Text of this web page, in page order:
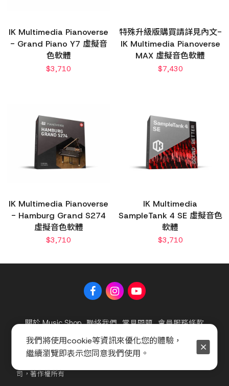
IK Multimedia Pianoverse
- Grand Piano Y7 虛擬音
色軟體
$3,710
特殊升級版購買請詳見內文-
IK Multimedia Pianoverse
MAX 虛擬音色軟體
$7,430
IK Multimedia Pianoverse
- Hamburg Grand S274
虛擬音色軟體
$3,710
IK Multimedia
SampleTank 4 SE 虛擬音色
軟體
$3,710
關於 Music Shop 聯絡我們 常見問題 會員服務條款
隱私權政策 官方聲明
司，著作權所有
我們將使用cookie等資訊來優化您的體驗，
繼續瀏覽即表示您同意我們使用。